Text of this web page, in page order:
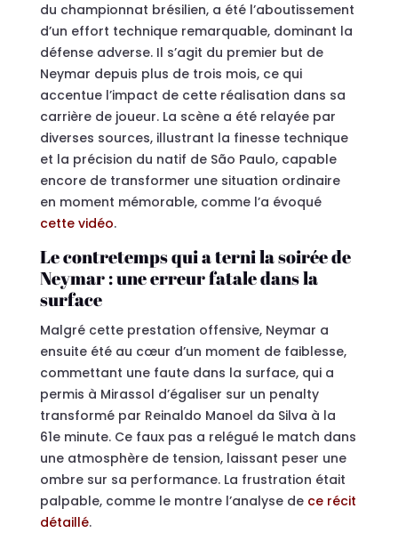
du championnat brésilien, a été l’aboutissement
d’un effort technique remarquable, dominant la
défense adverse. Il s’agit du premier but de
Neymar depuis plus de trois mois, ce qui
accentue l’impact de cette réalisation dans sa
carrière de joueur. La scène a été relayée par
diverses sources, illustrant la finesse technique
et la précision du natif de São Paulo, capable
encore de transformer une situation ordinaire
en moment mémorable, comme l’a évoqué
cette vidéo.
Le contretemps qui a terni la soirée de
Neymar : une erreur fatale dans la
surface
Malgré cette prestation offensive, Neymar a
ensuite été au cœur d’un moment de faiblesse,
commettant une faute dans la surface, qui a
permis à Mirassol d’égaliser sur un penalty
transformé par Reinaldo Manoel da Silva à la
61e minute. Ce faux pas a relégué le match dans
une atmosphère de tension, laissant peser une
ombre sur sa performance. La frustration était
palpable, comme le montre l’analyse de ce récit
détaillé.